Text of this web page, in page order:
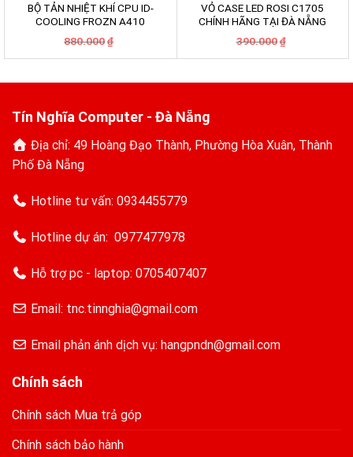
BỘ TẢN NHIỆT KHÍ CPU ID-
COOLING FROZN A410
GDL(Limited Edition)
880.000 ₫
là:
tại
650.000₫.
VỎ CASE LED ROSI C1705
CHÍNH HÃNG TẠI ĐÀ NẴNG
390.000 ₫
là:
tại
360.000₫.
Tín Nghĩa Computer - Đà Nẵng
Địa chỉ: 49 Hoàng Đạo Thành, Phường Hòa Xuân, Thành
Phố Đà Nẵng
Hotline tư vấn: 0934455779
Hotline dự án: 0977477978
Hỗ trợ pc - laptop: 0705407407
Email: tnc.tinnghia@gmail.com
Email phản ánh dịch vụ: hangpndn@gmail.com
Chính sách
Chính sách Mua trả góp
Chính sách bảo hành